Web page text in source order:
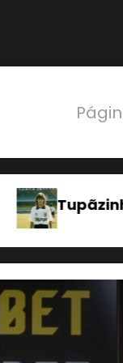
fez história